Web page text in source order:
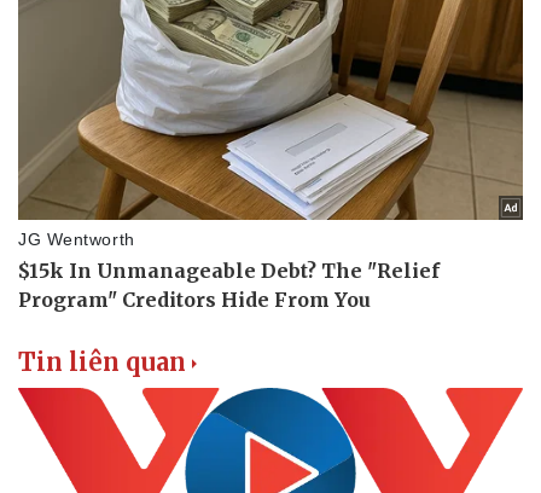
Lịch thi đấu bóng đá
Thế giới thể thao
Hậu trường
Ô tô
Xe máy
Tư vấn
Tin liên quan